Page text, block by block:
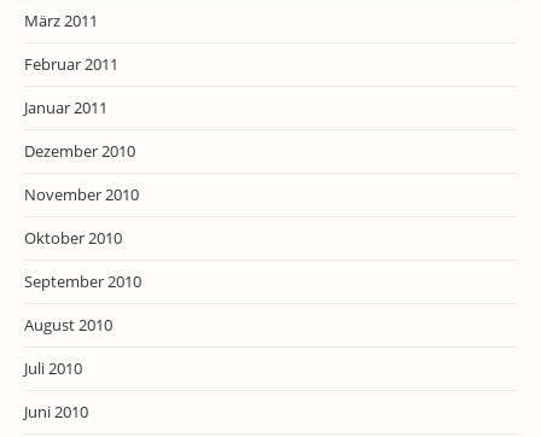
März 2011
Februar 2011
Januar 2011
Dezember 2010
November 2010
Oktober 2010
September 2010
August 2010
Juli 2010
Juni 2010